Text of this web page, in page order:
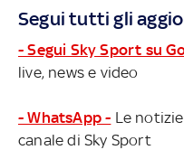
Segui tutti gli
- Segui Sky Sport su
live, news e video
- WhatsApp - Le
canale di Sky Sport